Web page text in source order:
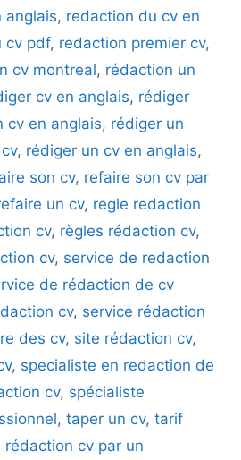
anglais, redaction du cv en
cv pdf, redaction premier cv,
cv montreal, rédaction un
cv en anglais, rédiger
cv en anglais, rédiger un
, rédiger un cv en anglais,
son cv, refaire son cv par
un cv, regle redaction
cv, règles rédaction cv,
cv, service de redaction
de rédaction de cv
cv, service rédaction
des cv, site rédaction cv,
, specialiste en redaction de
cv, spécialiste
, taper un cv, tarif
rédaction cv par un